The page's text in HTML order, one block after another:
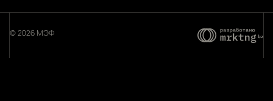
© 2026 МЭФ